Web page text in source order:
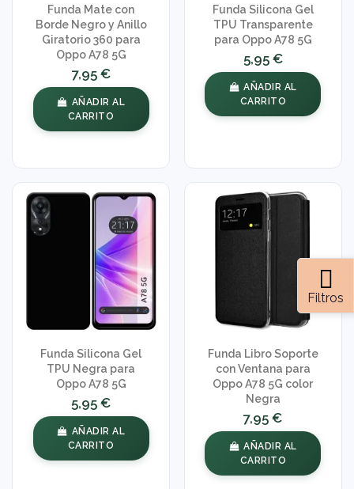
Filtros
Funda Mate con
Borde Negro y Anillo
Giratorio 360 para
Oppo A78 5G
7,95 €
AÑADIR AL
CARRITO
Funda Silicona Gel
TPU Transparente
para Oppo A78 5G
5,95 €
AÑADIR AL
CARRITO
Funda Silicona Gel
TPU Negra para
Oppo A78 5G
5,95 €
AÑADIR AL
CARRITO
Funda Libro Soporte
con Ventana para
Oppo A78 5G color
Negra
7,95 €
AÑADIR AL
CARRITO